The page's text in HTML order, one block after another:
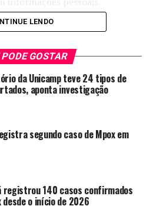
seguras
padrão do iOS nas
tela do Android. Caso não
mudar o código com
regulares de seu
algum problema e precise
Se possível,
LENDO
PODE GOSTAR
da Unicamp teve 24 tipos de
aponta investigação
segundo caso de Mpox em
registrou 140 casos confirmados
desde o início de 2026